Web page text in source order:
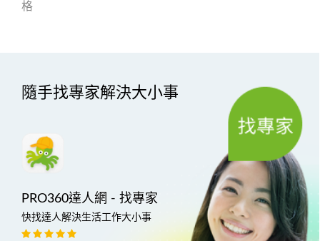
格
隨手找專家解決大小事
PRO360達人網 - 找專家
快找達人解決生活工作大小事